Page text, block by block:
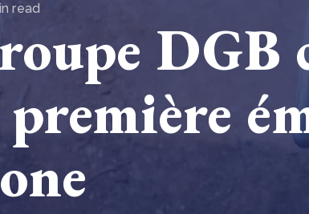
3 data accuracy for CSRD
read